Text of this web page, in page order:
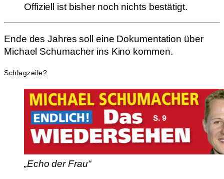
Offiziell ist bisher noch nichts bestätigt.
Ende des Jahres soll eine Dokumentation über
Michael Schumacher ins Kino kommen.
Schlagzeile?
„Echo der Frau“